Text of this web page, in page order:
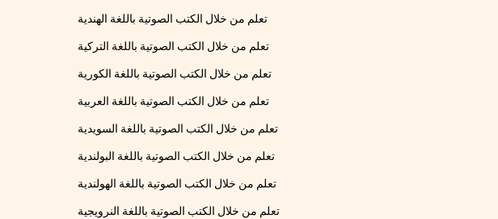
تعلم من خلال الكتب الصوتية باللغة الهندية
تعلم من خلال الكتب الصوتية باللغة التركية
تعلم من خلال الكتب الصوتية باللغة الكورية
تعلم من خلال الكتب الصوتية باللغة العربية
تعلم من خلال الكتب الصوتية باللغة السويدية
تعلم من خلال الكتب الصوتية باللغة البولندية
تعلم من خلال الكتب الصوتية باللغة الهولندية
تعلم من خلال الكتب الصوتية باللغة النرويجية